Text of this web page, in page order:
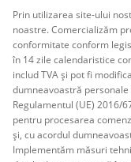
Prin utilizarea site-ului
noastre. Comercializăm
conformitate conform
în 14 zile calendaristice
includ TVA și pot fi
dumneavoastră
Regulamentul (UE) 2016/
pentru procesarea
și, cu acordul
Implementăm măsuri